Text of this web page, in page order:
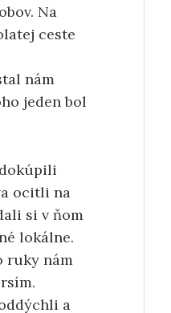
Na
ceste
nám
jeden bol
ocitli na
si v ňom
lokálne.
ruky nám
a